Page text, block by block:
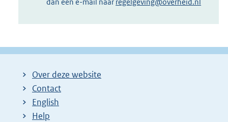
Over deze website
Contact
English
Help